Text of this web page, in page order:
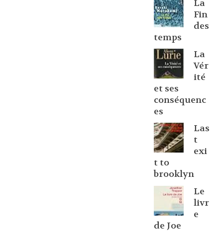
La
Fin
des
temps
La
Vér
ité
et ses
conséquenc
es
Las
t
exi
t to
brooklyn
Le
livr
e
de Joe